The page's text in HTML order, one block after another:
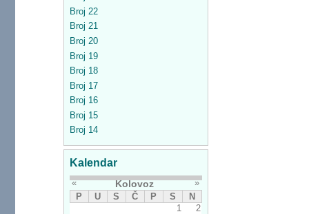
Broj 22
Broj 21
Broj 20
Broj 19
Broj 18
Broj 17
Broj 16
Broj 15
Broj 14
Kalendar
« Kolovoz
»
P
U S Č P S
N
1
2